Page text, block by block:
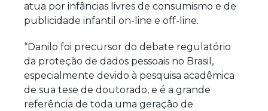
atua por infâncias livres de consumismo e de
publicidade infantil on-line e off-line.
“Danilo foi precursor do debate regulatório
da proteção de dados pessoais no Brasil,
especialmente devido à pesquisa acadêmica
de sua tese de doutorado, e é a grande
referência de toda uma geração de